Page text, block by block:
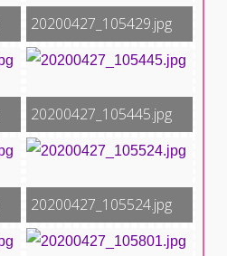
20200427_105429.jpg
20200427_105445.jpg
20200427_105524.jpg